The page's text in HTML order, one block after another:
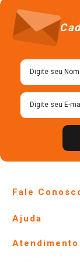
Fale
Lojas Físicas e
Ofertas
Ajuda
Atendimento